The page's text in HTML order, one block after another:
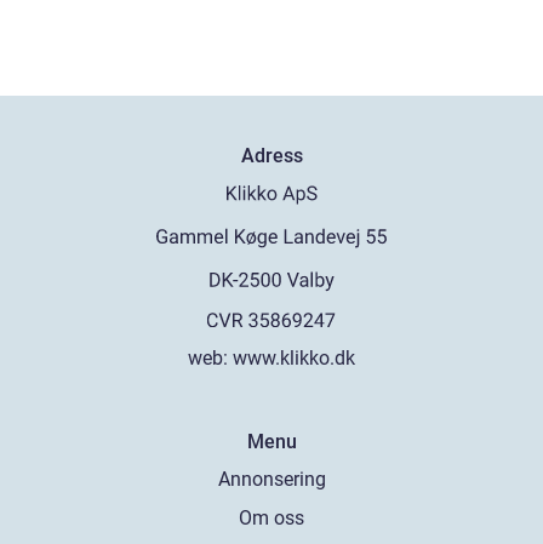
Adress
web: www.klikko.dk
Menu
Annonsering
Om oss